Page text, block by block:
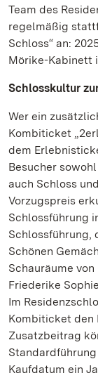
Team des
regelmäßig
Schloss“ an:
Mörike-Kabinett
Schlosskultur
Wer ein
Kombiticket
dem
Besucher
auch Schloss
Vorzugspreis
Schlossführung
Schlossführung,
Schönen
Schauräume
Friederike
Im
Kombiticket den
Zusatzbeitrag
Kaufdatum ein